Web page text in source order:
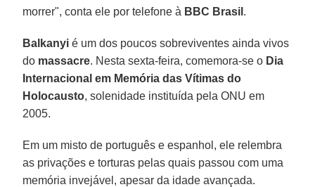
morrer", conta ele por telefone à BBC Brasil .
Balkanyi é um dos poucos sobreviventes ainda vivos
do massacre. Nesta sexta-feira, comemora-se o Dia
Internacional em Memória das Vítimas do
Holocausto, solenidade instituída pela ONU em
2005.
Em um misto de português e espanhol, ele relembra
as privações e torturas pelas quais passou com uma
memória invejável, apesar da idade avançada.